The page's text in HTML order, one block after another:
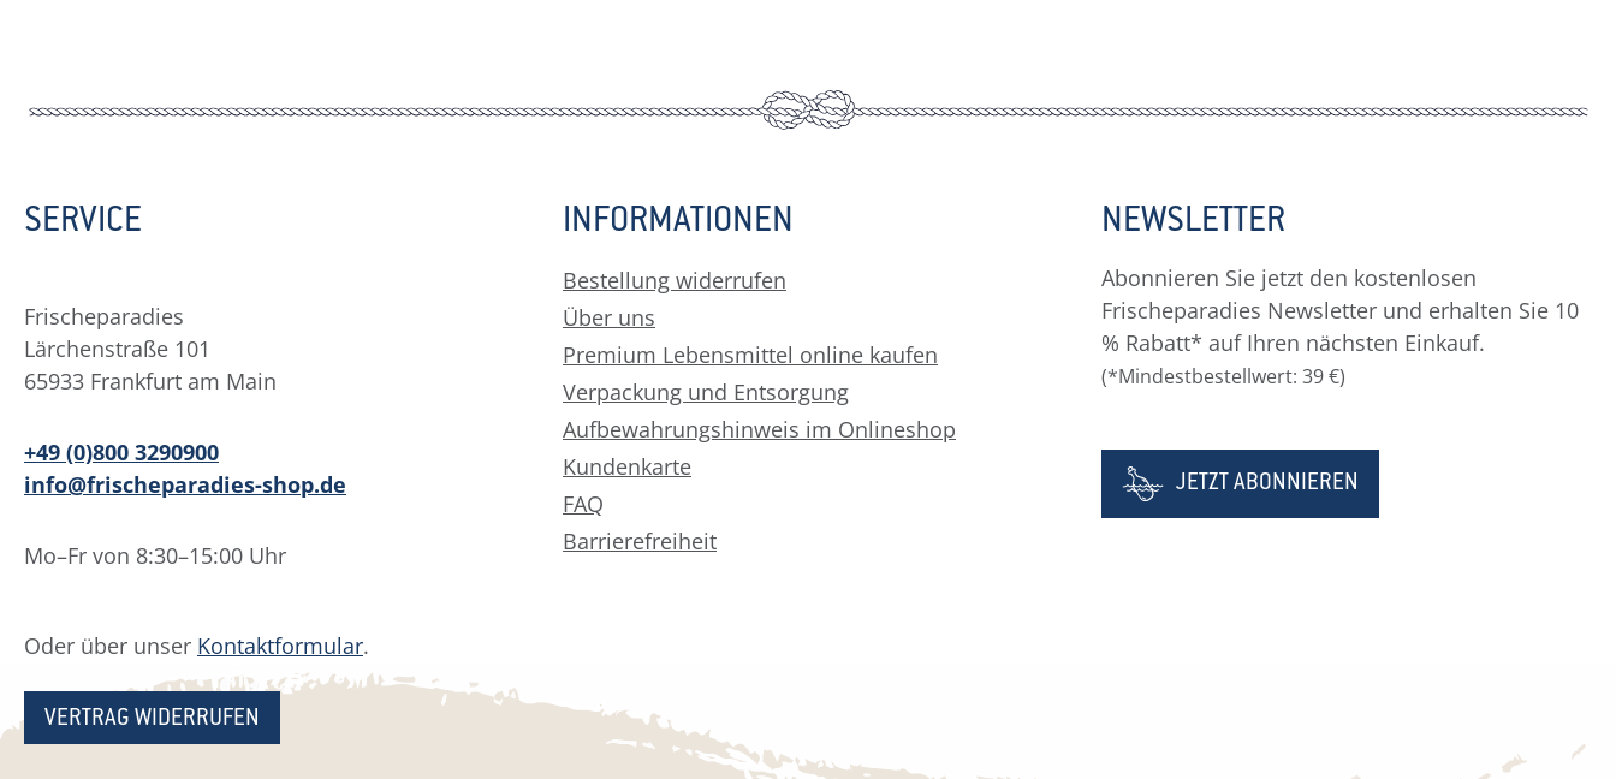
SERVICE
Frischeparadies
Lärchenstraße 101
65933 Frankfurt am Main
+49 (0)800 3290900
info@frischeparadies-shop.de
Mo–Fr von 8:30–15:00 Uhr
Oder über unser Kontaktformular.
VERTRAG WIDERRUFEN
INFORMATIONEN
Bestellung widerrufen
Über uns
Premium Lebensmittel online kaufen
Verpackung und Entsorgung
Aufbewahrungshinweis im Onlineshop
Kundenkarte
FAQ
Barrierefreiheit
NEWSLETTER
Abonnieren Sie jetzt den kostenlosen
Frischeparadies Newsletter und erhalten Sie 10
% Rabatt* auf Ihren nächsten Einkauf.
(*Mindestbestellwert: 39 €)
JETZT ABONNIEREN